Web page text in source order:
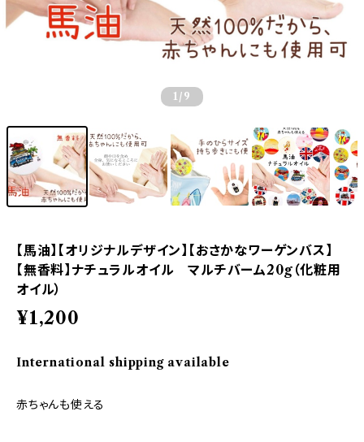
1 /9
【馬油】【オリジナルデザイン】【おさかなワーゲンバス】
【無香料】ナチュラルオイル マルチバーム20g（化粧用
オイル）
¥1,200
International shipping available
赤ちゃんも使える